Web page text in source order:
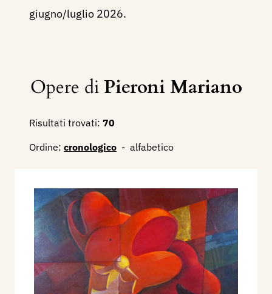
giugno/luglio 2026.
Opere diPieroni Mariano
Risultati trovati: 70
Ordine: cronologico - alfabetico